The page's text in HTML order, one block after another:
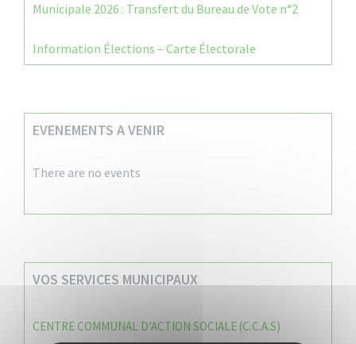
Municipale 2026 : Transfert du Bureau de Vote n°2
Information Élections – Carte Électorale
EVENEMENTS A VENIR
There are no events
VOS SERVICES MUNICIPAUX
CENTRE COMMUNAL D’ACTION SOCIALE (C.C.A.S)